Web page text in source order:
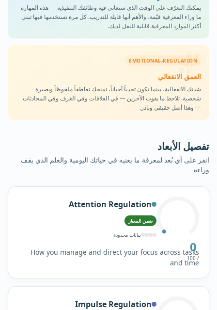
يمكنك التعرّف على الوقت الذي ستعاني فيه وظائفك التنفيذية — هذه المهارة
ما وراء المعرفية قيّمة، والأهم أنها قابلة للتدريب. كل مرة تستخدمها فيها تبني
أكثر الموارد المعرفية قابلية للنقل لديك.
EMOTIONAL-REGULATION
العمق الانفعالي
شدتك الانفعالية، بينما تكون تحدياً أحياناً، تمنحك تعاطفاً ملحوظاً وبصيرة
شخصية. تلاحظ ما يفوت الآخرين — في العلاقات وفي الغرف وفي المحادثات
— وهذا أصل حقيقي ونادر.
تفصيل الأبعاد
انقر على أي بُعد لمعرفة ما يعنيه في حياتك اليومية والعلم الذي يقف
وراءه
0
/ 100
Attention Regulation
ضمن المعيار
بيانات محدودة
How you manage and direct your focus across tasks
and time
Impulse Regulation